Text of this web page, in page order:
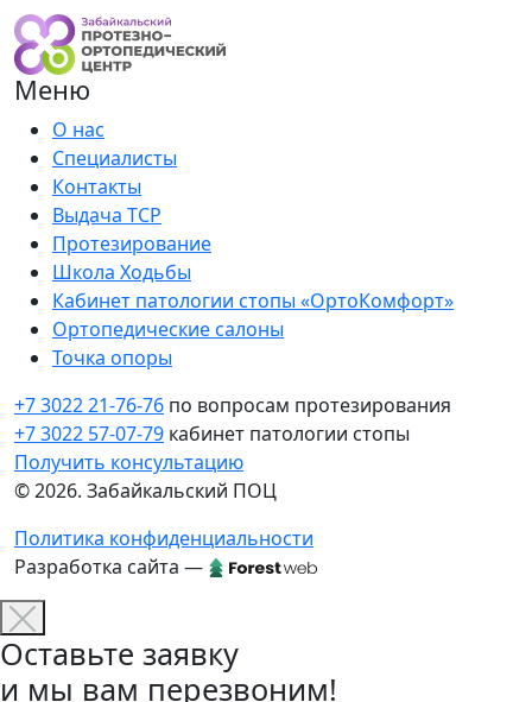
Меню
О нас
Специалисты
Контакты
Выдача ТСР
Протезирование
Школа Ходьбы
Кабинет патологии стопы «ОртоКомфорт»
Ортопедические салоны
Точка опоры
+7 3022 21-76-76 по вопросам протезирования
+7 3022 57-07-79 кабинет патологии стопы
Получить консультацию
© 2026. Забайкальский ПОЦ
Политика конфиденциальности
Разработка сайта —
Оставьте заявку
и мы вам перезвоним!